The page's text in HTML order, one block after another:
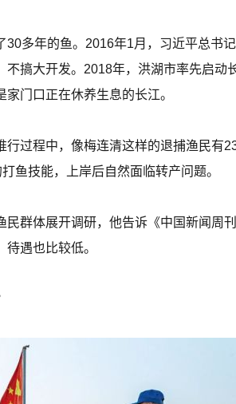
多年的鱼。2016年1月，习近平总书
搞大开发。2018年，洪湖市率先启动
门口正在休养生息的长江。
过程中，像梅连清这样的退捕渔民有
鱼技能，上岸后自然面临转产问题。
群体展开调研，他告诉《中国新闻周
遇也比较低。